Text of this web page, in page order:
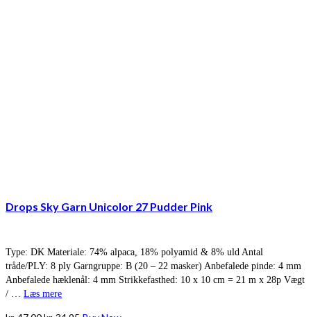
Drops Sky Garn Unicolor 27 Pudder Pink
Type: DK Materiale: 74% alpaca, 18% polyamid & 8% uld Antal
tråde/PLY: 8 ply Garngruppe: B (20 – 22 masker) Anbefalede pinde: 4 mm
Anbefalede hæklenål: 4 mm Strikkefasthed: 10 x 10 cm = 21 m x 28p Vægt
/ … Læs mere